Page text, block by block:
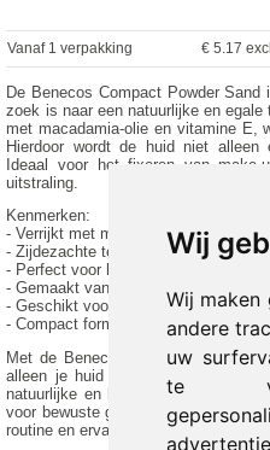
Wij
Wij maken
andere
uw
te
Vanaf 1 verpakking € 5.17
De Benecos Compact Powder
zoek is naar een natuurlijke en
met macadamia-olie en vitamine E,
Hierdoor wordt de huid niet alleen
Ideaal voor het fixeren van
uitstraling.
Kenmerken:
- Verrijkt met macadamia-olie en
- Zijdezachte textuur voor een egale
- Perfect voor het matteren van de huid
- Gemaakt van natuurlijke en
- Geschikt voor normaal tot vette huid
- Compact formaat van 9g, ideaal
Met de Benecos Compact Powder
alleen je huid verzorgt, maar ook
natuurlijke en biologische
voor bewuste gebruikers. Voeg deze
routine en ervaar de voordelen van